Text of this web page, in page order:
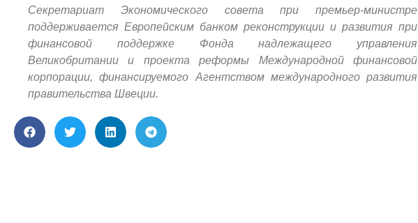
Секретариат Экономического совета при премьер-министре
поддерживается Европейским банком реконструкции и развития при
финансовой поддержке Фонда надлежащего управления
Великобритании и проекта реформы Международной финансовой
корпорации, финансируемого Агентством международного развития
правительства Швеции.